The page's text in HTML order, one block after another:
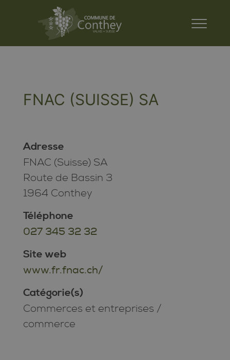
FNAC (SUISSE) SA
Adresse
FNAC (Suisse) SA
Route de Bassin 3
1964 Conthey
Téléphone
027 345 32 32
Site web
www.fr.fnac.ch/
Catégorie(s)
Commerces et entreprises /
commerce